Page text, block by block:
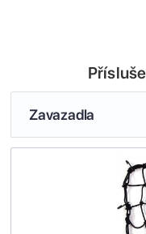
Zavazadla